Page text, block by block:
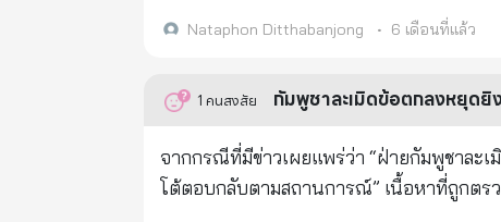
เวลาเที่ยงราศีอยู่อก มนุษย์ทั้งหลายจึงเอาเครื่องหอมประพรมที่อก เวลาค่ำราศีอยู่เ
บริจาริกาพระอินทร์มาพร้อมกัน แล้วบอกว่า เราจะตัดศีรษะบูชาธ
จะไหม้ทั่วโลก ถ้าจะทิ้งขึ้นบนอากาศ ฝนก็จะ
ศีรษะ แล้วก็ตัดศีรษะส่งให้ธิดา นางจึงเอาพ
ก็เชิญประดิษฐานไว้ในมณฑปถ้ำคัณธุลีเขาไ
ประการชื่อ ภควดีให้เป็นที่ประชุมเทวดา เท
Nataphon Ditthabanjong • 6 เดือนที่แล้ว
1 คนสงสัย กัมพูชาละเมิดข้อตกลงหยุด
จากกรณีที่มีข่าวเผยแพร่ว่า “ฝ่ายกัมพูชาละเ
โต้ตอบกลับตามสถานการณ์” เนื้อหาที่ถูกตรวจสอบปรากฏขึ้นบนโลกออนไลน์ และถูกตั้งคำถามว่า “จริงหรือไม่?” โดยได้